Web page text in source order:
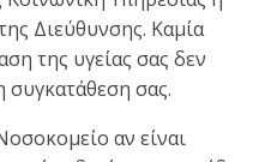
Διεύθυνσης. Καμία
της υγείας σας δεν
συγκατάθεση σας.
αν είναι